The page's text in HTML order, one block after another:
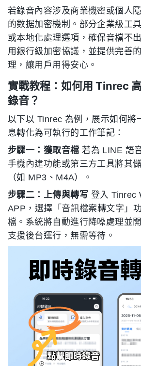
若錄音內容涉及商業機密或個人
的数据加密機制。部分企業級工
或本地化處理選項，確保音檔不
用銀行級加密協議，並提供完善
理，讓用戶用得安心。
實戰教程：如何用 Tinrec
錄音？
以下以 Tinrec 為例，展示如何將
息轉化為可執行的工作筆記：
步驟一：獲取音檔 若為 LINE 語
手機內建功能或第三方工具將其
（如 MP3、M4A）。
步驟二：上傳與轉写 登入 Tinrec
APP，選擇「音訊檔案轉文字」
檔。系統將自動進行降噪處理並
支援後台運行，無需等待。